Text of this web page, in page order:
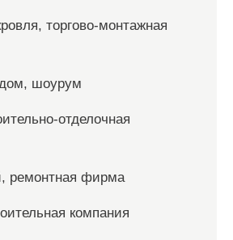
торгово-монтажная
шоурум
отделочная
ремонтная фирма
компания